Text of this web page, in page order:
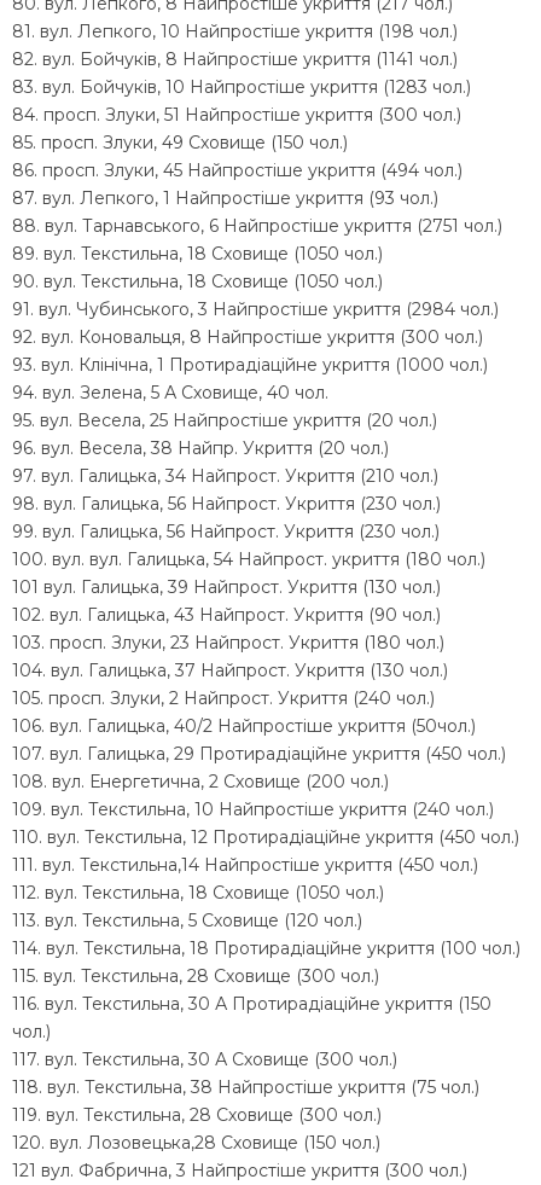
81. вул. Лепкого, 10 Найпростіше укриття (198 чол.)
82. вул. Бойчуків, 8 Найпростіше укриття (1141 чол.)
83. вул. Бойчуків, 10 Найпростіше укриття (1283 чол.)
84. просп. Злуки, 51 Найпростіше укриття (300 чол.)
85. просп. Злуки, 49 Сховище (150 чол.)
86. просп. Злуки, 45 Найпростіше укриття (494 чол.)
87. вул. Лепкого, 1 Найпростіше укриття (93 чол.)
88. вул. Тарнавського, 6 Найпростіше укриття (2751 чол.)
89. вул. Текстильна, 18 Сховище (1050 чол.)
90. вул. Текстильна, 18 Сховище (1050 чол.)
91. вул. Чубинського, 3 Найпростіше укриття (2984 чол.)
92. вул. Коновальця, 8 Найпростіше укриття (300 чол.)
93. вул. Клінічна, 1 Протирадіаційне укриття (1000 чол.)
94. вул. Зелена, 5 А Сховище, 40 чол.
95. вул. Весела, 25 Найпростіше укриття (20 чол.)
96. вул. Весела, 38 Найпр. Укриття (20 чол.)
97. вул. Галицька, 34 Найпрост. Укриття (210 чол.)
98. вул. Галицька, 56 Найпрост. Укриття (230 чол.)
99. вул. Галицька, 56 Найпрост. Укриття (230 чол.)
100. вул. вул. Галицька, 54 Найпрост. укриття (180 чол.)
101 вул. Галицька, 39 Найпрост. Укриття (130 чол.)
102. вул. Галицька, 43 Найпрост. Укриття (90 чол.)
103. просп. Злуки, 23 Найпрост. Укриття (180 чол.)
104. вул. Галицька, 37 Найпрост. Укриття (130 чол.)
105. просп. Злуки, 2 Найпрост. Укриття (240 чол.)
106. вул. Галицька, 40/2 Найпростіше укриття (50чол.)
107. вул. Галицька, 29 Протирадіаційне укриття (450 чол.)
108. вул. Енергетична, 2 Сховище (200 чол.)
109. вул. Текстильна, 10 Найпростіше укриття (240 чол.)
110. вул. Текстильна, 12 Протирадіаційне укриття (450 чол.)
111. вул. Текстильна,14 Найпростіше укриття (450 чол.)
112. вул. Текстильна, 18 Сховище (1050 чол.)
113. вул. Текстильна, 5 Сховище (120 чол.)
114. вул. Текстильна, 18 Протирадіаційне укриття (100 чол.)
115. вул. Текстильна, 28 Сховище (300 чол.)
116. вул. Текстильна, 30 А Протирадіаційне укриття (150
чол.)
117. вул. Текстильна, 30 А Сховище (300 чол.)
118. вул. Текстильна, 38 Найпростіше укриття (75 чол.)
119. вул. Текстильна, 28 Сховище (300 чол.)
120. вул. Лозовецька,28 Сховище (150 чол.)
121 вул. Фабрична, 3 Найпростіше укриття (300 чол.)